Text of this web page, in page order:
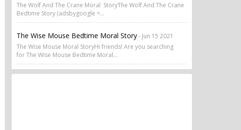
The Wolf And The Crane Moral StoryThe Wolf And The Crane
Bedtime Story (adsbygoogle =...
The Wise Mouse Bedtime Moral Story- Jun 15 2021
The Wise Mouse Moral StoryHi friends! Are you searching
for The Wise Mouse Bedtime Moral...